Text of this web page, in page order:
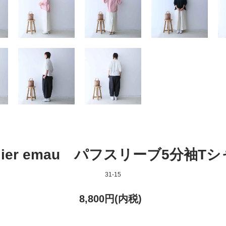
emau パフスリーブ5分袖Tシ
31-15
8,800円(内税)